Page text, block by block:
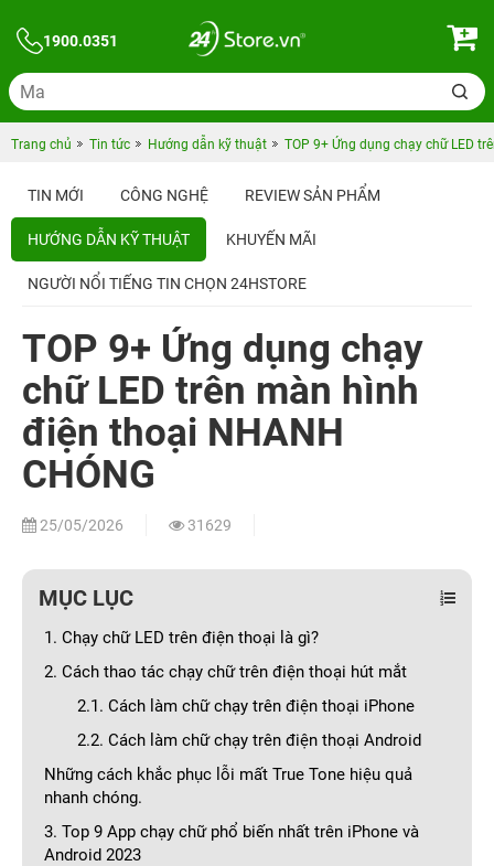
1900.0351
Trang chủ Tin tức Hướng dẫn kỹ thuật TOP 9+ Ứng dụng chạy chữ LED
TIN MỚI CÔNG NGHỆ REVIEW SẢN PHẨM
HƯỚNG DẪN KỸ THUẬT KHUYẾN MÃI
NGƯỜI NỔI TIẾNG TIN CHỌN 24HSTORE
TOP 9+ Ứng dụng chạy
chữ LED trên màn hình
điện thoại NHANH
CHÓNG
25/05/2026 31629
MỤC LỤC
1. Chạy chữ LED trên điện thoại là gì?
2. Cách thao tác chạy chữ trên điện thoại hút mắt
2.1. Cách làm chữ chạy trên điện thoại iPhone
2.2. Cách làm chữ chạy trên điện thoại Android
Những cách khắc phục lỗi mất True Tone hiệu quả
nhanh chóng.
3. Top 9 App chạy chữ phổ biến nhất trên iPhone và
Android 2023